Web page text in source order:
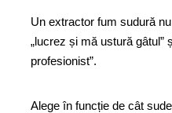
Un extractor fum sudură
„lucrez și mă ustură gâtul”
profesionist”.
Alege în funcție de cât